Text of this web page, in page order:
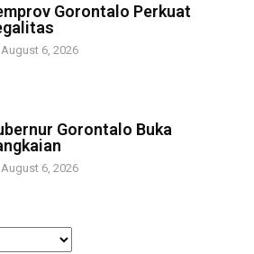
Gorontalo Perkuat
August 6, 2026
Gorontalo Buka
August 6, 2026